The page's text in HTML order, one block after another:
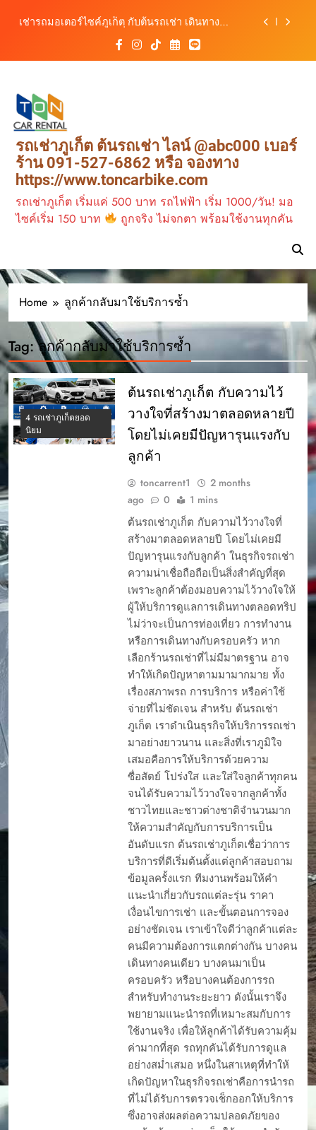
เช่ารถมอเตอร์ไซค์ภูเก็ต กับต้นรถเช่า เดินทาง
ต้นรถเช่า ครบทุกฟังก์ชันการใช้งาน ครบทุกประเภท
รถ ตอบโจทย์ทุกการเดินทางในภูเก็ต
สิงหาคม–ตุลาคม 2569
ต้นรถเช่าภูเก็ต บริการรถเช่าครบวงจร ราคาคุ้มค่า
เดินทางสะดวกทุกเส้นทาง
เช่ารถมอเตอร์ไซค์ภูเก็ต กับต้นรถเช่า เดินทาง
สะดวก ราคาประหยัด เริ่มต้นเพียง 150 บาท/วัน
ต้นรถเช่า ครบทุกฟังก์ชันการใช้งาน ครบทุกประเภท
รถ ตอบโจทย์ทุกการเดินทางในภูเก็ต
รถเช่าภูเก็ต ต้นรถเช่า ไลน์ @abc000 เบอร์
ร้าน 091-527-6862 หรือ จองทาง
https://www.toncarbike.com
รถเช่าภูเก็ต เริ่มแค่ 500 บาท รถไฟฟ้า เริ่ม 1000/วัน! มอ
ไซค์เริ่ม 150 บาท
ถูกจริง ไม่จกตา พร้อมใช้งานทุกคัน
Home ลูกค้ากลับมาใช้บริการซ้ำ
Tag:ลูกค้ากลับมาใช้บริการซ้ำ
4 รถเช่าภูเก็ตยอด
นิยม
ต้นรถเช่าภูเก็ต กับความไว้
วางใจที่สร้างมาตลอดหลายปี
โดยไม่เคยมีปัญหารุนแรงกับ
ลูกค้า
toncarrent1
2 months
ago
0 1 mins
ต้นรถเช่าภูเก็ต กับความไว้วางใจที่
สร้างมาตลอดหลายปี โดยไม่เคยมี
ปัญหารุนแรงกับลูกค้า ในธุรกิจรถเช่า
ความน่าเชื่อถือถือเป็นสิ่งสำคัญที่สุด
เพราะลูกค้าต้องมอบความไว้วางใจให้
ผู้ให้บริการดูแลการเดินทางตลอดทริป
ไม่ว่าจะเป็นการท่องเที่ยว การทำงาน
หรือการเดินทางกับครอบครัว หาก
เลือกร้านรถเช่าที่ไม่มีมาตรฐาน อาจ
ทำให้เกิดปัญหาตามมามากมาย ทั้ง
เรื่องสภาพรถ การบริการ หรือค่าใช้
จ่ายที่ไม่ชัดเจน สำหรับ ต้นรถเช่า
ภูเก็ต เราดำเนินธุรกิจให้บริการรถเช่า
มาอย่างยาวนาน และสิ่งที่เราภูมิใจ
เสมอคือการให้บริการด้วยความ
ซื่อสัตย์ โปร่งใส และใส่ใจลูกค้าทุกคน
จนได้รับความไว้วางใจจากลูกค้าทั้ง
ชาวไทยและชาวต่างชาติจำนวนมาก
ให้ความสำคัญกับการบริการเป็น
อันดับแรก ต้นรถเช่าภูเก็ตเชื่อว่าการ
บริการที่ดีเริ่มต้นตั้งแต่ลูกค้าสอบถาม
ข้อมูลครั้งแรก ทีมงานพร้อมให้คำ
แนะนำเกี่ยวกับรถแต่ละรุ่น ราคา
เงื่อนไขการเช่า และขั้นตอนการจอง
อย่างชัดเจน เราเข้าใจดีว่าลูกค้าแต่ละ
คนมีความต้องการแตกต่างกัน บางคน
เดินทางคนเดียว บางคนมาเป็น
ครอบครัว หรือบางคนต้องการรถ
สำหรับทำงานระยะยาว ดังนั้นเราจึง
พยายามแนะนำรถที่เหมาะสมกับการ
ใช้งานจริง เพื่อให้ลูกค้าได้รับความคุ้ม
ค่ามากที่สุด รถทุกคันได้รับการดูแล
อย่างสม่ำเสมอ หนึ่งในสาเหตุที่ทำให้
เกิดปัญหาในธุรกิจรถเช่าคือการนำรถ
ที่ไม่ได้รับการตรวจเช็กออกให้บริการ
ซึ่งอาจส่งผลต่อความปลอดภัยของ